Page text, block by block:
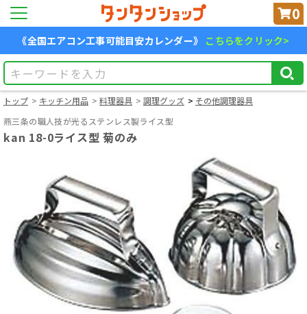
0
《全国エアコン工事可能目安カレンダー》 こちらをクリック>
トップ キッチン用品 料理器具 調理グッズ
その他調理器具
燕三条の職人技が光るステンレス製ライス型
kan 18-0ライス型 菊のみ